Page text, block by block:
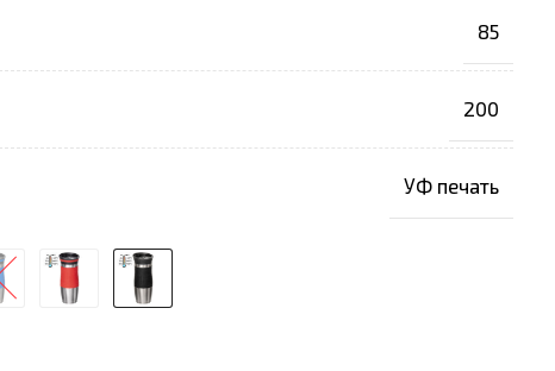
85
200
УФ печать